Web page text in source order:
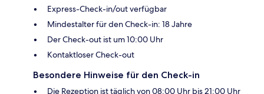
Express-Check-in/out verfügbar
Mindestalter für den Check-in: 18 Jahre
Der Check-out ist um 10:00 Uhr
Kontaktloser Check-out
Besondere Hinweise für den Check-in
Die Rezeption ist täglich von 08:00 Uhr bis 21:00 Uhr